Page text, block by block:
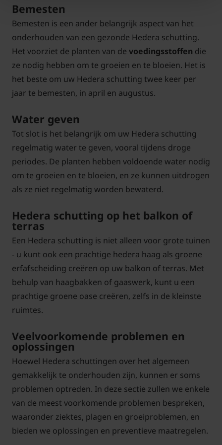
Bemesten
Bemesten is een ander belangrijk aspect van het
onderhouden van een gezonde Hedera schutting.
Het voorziet de planten van de voedingsstoffen die
ze nodig hebben om te groeien en te bloeien. Het is
het beste om uw Hedera schutting twee keer per
jaar te bemesten, in april en augustus.
Water geven
Tot slot is het belangrijk om uw Hedera schutting
regelmatig water te geven, vooral tijdens droge
periodes. De planten hebben voldoende water nodig
om te groeien en te bloeien, en ze kunnen uitdrogen
als ze niet regelmatig worden bewaterd.
Hedera schutting op het balkon of
terras
Een Hedera schutting is niet alleen voor grote tuinen
- u kunt ook een prachtige hedera haag als groene
erfafscheiding creëren op uw balkon of terras. Met
behulp van haagbakken of gaaswerk, kunt u een
prachtige groene oase creëren, zelfs in de kleinste
ruimtes.
Veelvoorkomende problemen en
oplossingen
Hoewel Hedera schuttingen over het algemeen
gemakkelijk te onderhouden zijn, kunnen er soms
problemen optreden. In deze sectie zullen we enkele
van de meest voorkomende problemen bespreken,
waaronder ziektes, plagen en groeiproblemen, en
bieden we oplossingen en preventieve maatregelen.